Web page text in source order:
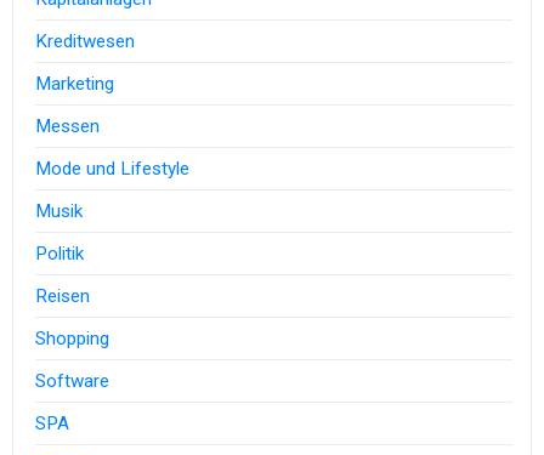
Kreditwesen
Marketing
Messen
Mode und Lifestyle
Musik
Politik
Reisen
Shopping
Software
SPA